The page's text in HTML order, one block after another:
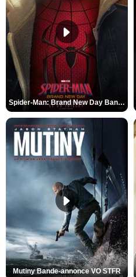
Spider-Man: Brand New Day Bande-annonce VO STFR
Mutiny Bande-annonce VO STFR